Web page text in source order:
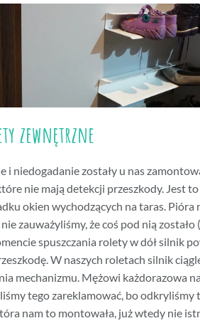
zewnętrzne
i niedogadanie zostały u nas
nie mają detekcji przeszkody. Jest
okien wychodzących na taras.
nie zauważyliśmy, że coś pod nią
spuszczania rolety w dół silnik
W naszych roletach silnik
mechanizmu. Mężowi każdorazowa
tego zareklamować, bo
nam to montowała, już wtedy nie